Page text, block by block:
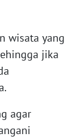
wisata yang
jika
agar